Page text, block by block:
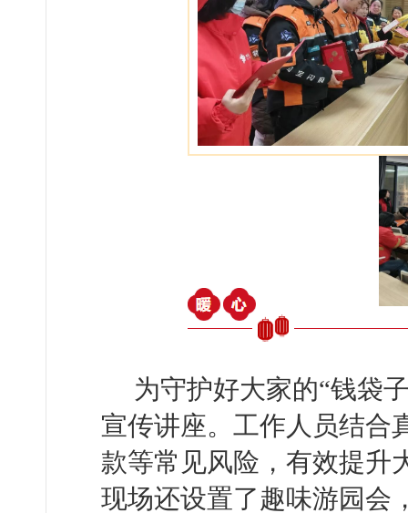
为守护好大家的“钱袋
宣传讲座。工作人员结合
款等常见风险，有效提升
现场还设置了趣味游园会